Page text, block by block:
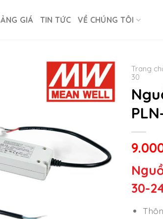
GIÁ TIN TỨC VỀ CHÚNG TÔI
Trang
30
30-